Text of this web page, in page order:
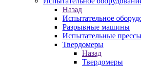
Назад
Испытательное
Разрывные машины
Испытательные прессы
Твердомеры
Назад
Твердомеры